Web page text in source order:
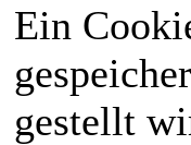
Ein
gestellt